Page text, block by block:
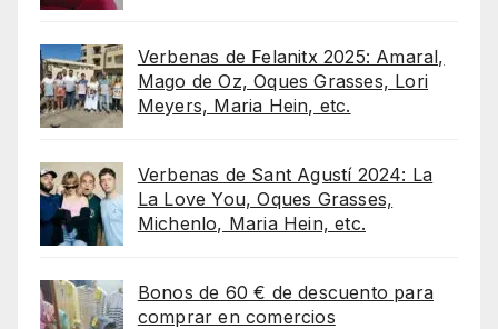
Verbenas de Felanitx 2025: Amaral,
Mago de Oz, Oques Grasses, Lori
Meyers, Maria Hein, etc.
Verbenas de Sant Agustí 2024: La
La Love You, Oques Grasses,
Michenlo, Maria Hein, etc.
Bonos de 60 € de descuento para
comprar en comercios